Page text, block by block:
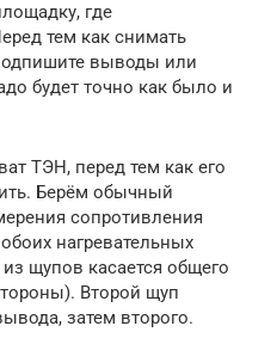
где
тем как снимать
выводы или
будет точно как было и
ТЭН, перед тем как его
Берём обычный
сопротивления
нагревательных
щупов касается общего
Второй щуп
затем второго.